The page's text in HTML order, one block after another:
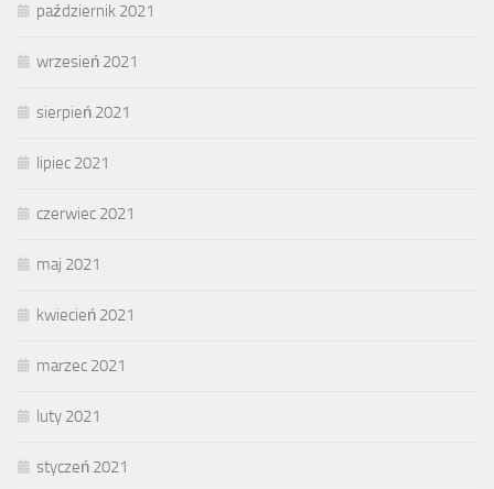
październik 2021
wrzesień 2021
sierpień 2021
lipiec 2021
czerwiec 2021
maj 2021
kwiecień 2021
marzec 2021
luty 2021
styczeń 2021